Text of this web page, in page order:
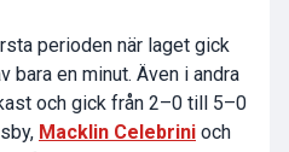
perioden när laget gick
bara en minut. Även i andra
och gick från 2–0 till 5–0
, Macklin Celebrini och